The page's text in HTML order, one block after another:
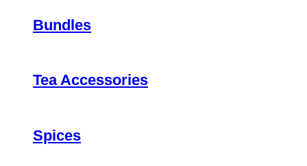
Bundles
Tea Accessories
Spices